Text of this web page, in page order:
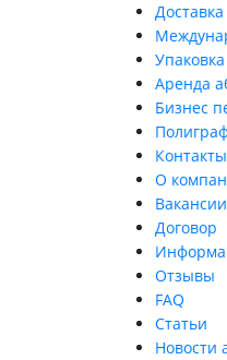
Упаковка
Аренда
Бизнес
Контакты
О
Вакансии
Договор
Отзывы
FAQ
Статьи
Новости